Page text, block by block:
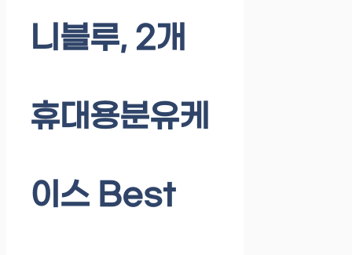
니블루, 2개
휴대용분유케
이스 Best